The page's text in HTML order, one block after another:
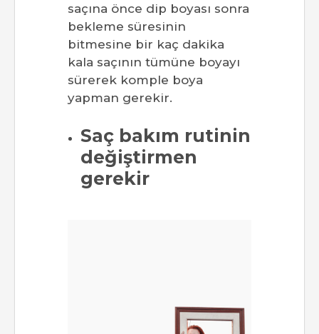
saçına önce dip boyası sonra
bekleme süresinin
bitmesine bir kaç dakika
kala saçının tümüne boyayı
sürerek komple boya
yapman gerekir.
Saç bakım rutinin
değiştirmen
gerekir